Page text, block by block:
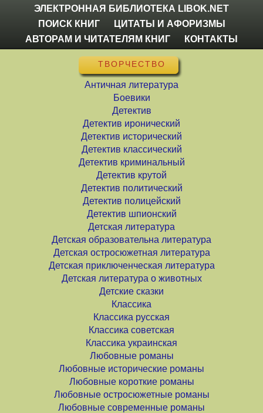
ЭЛЕКТРОННАЯ БИБЛИОТЕКА LIBOK.NET
ПОИСК КНИГ
ЦИТАТЫ И АФОРИЗМЫ
АВТОРАМ И ЧИТАТЕЛЯМ КНИГ
КОНТАКТЫ
ТВОРЧЕСТВО
Античная литература
Боевики
Детектив
Детектив иронический
Детектив исторический
Детектив классический
Детектив криминальный
Детектив крутой
Детектив политический
Детектив полицейский
Детектив шпионский
Детская литература
Детская образовательна литература
Детская остросюжетная литература
Детская приключенческая литература
Детская литература о животных
Детские сказки
Классика
Классика русская
Классика советская
Классика украинская
Любовные романы
Любовные исторические романы
Любовные короткие романы
Любовные остросюжетные романы
Любовные современные романы